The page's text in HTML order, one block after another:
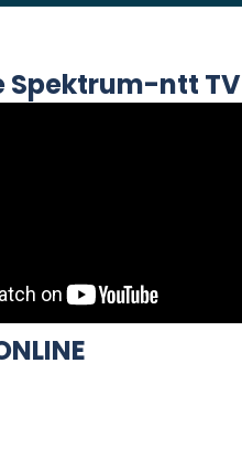
Spektrum-ntt TV